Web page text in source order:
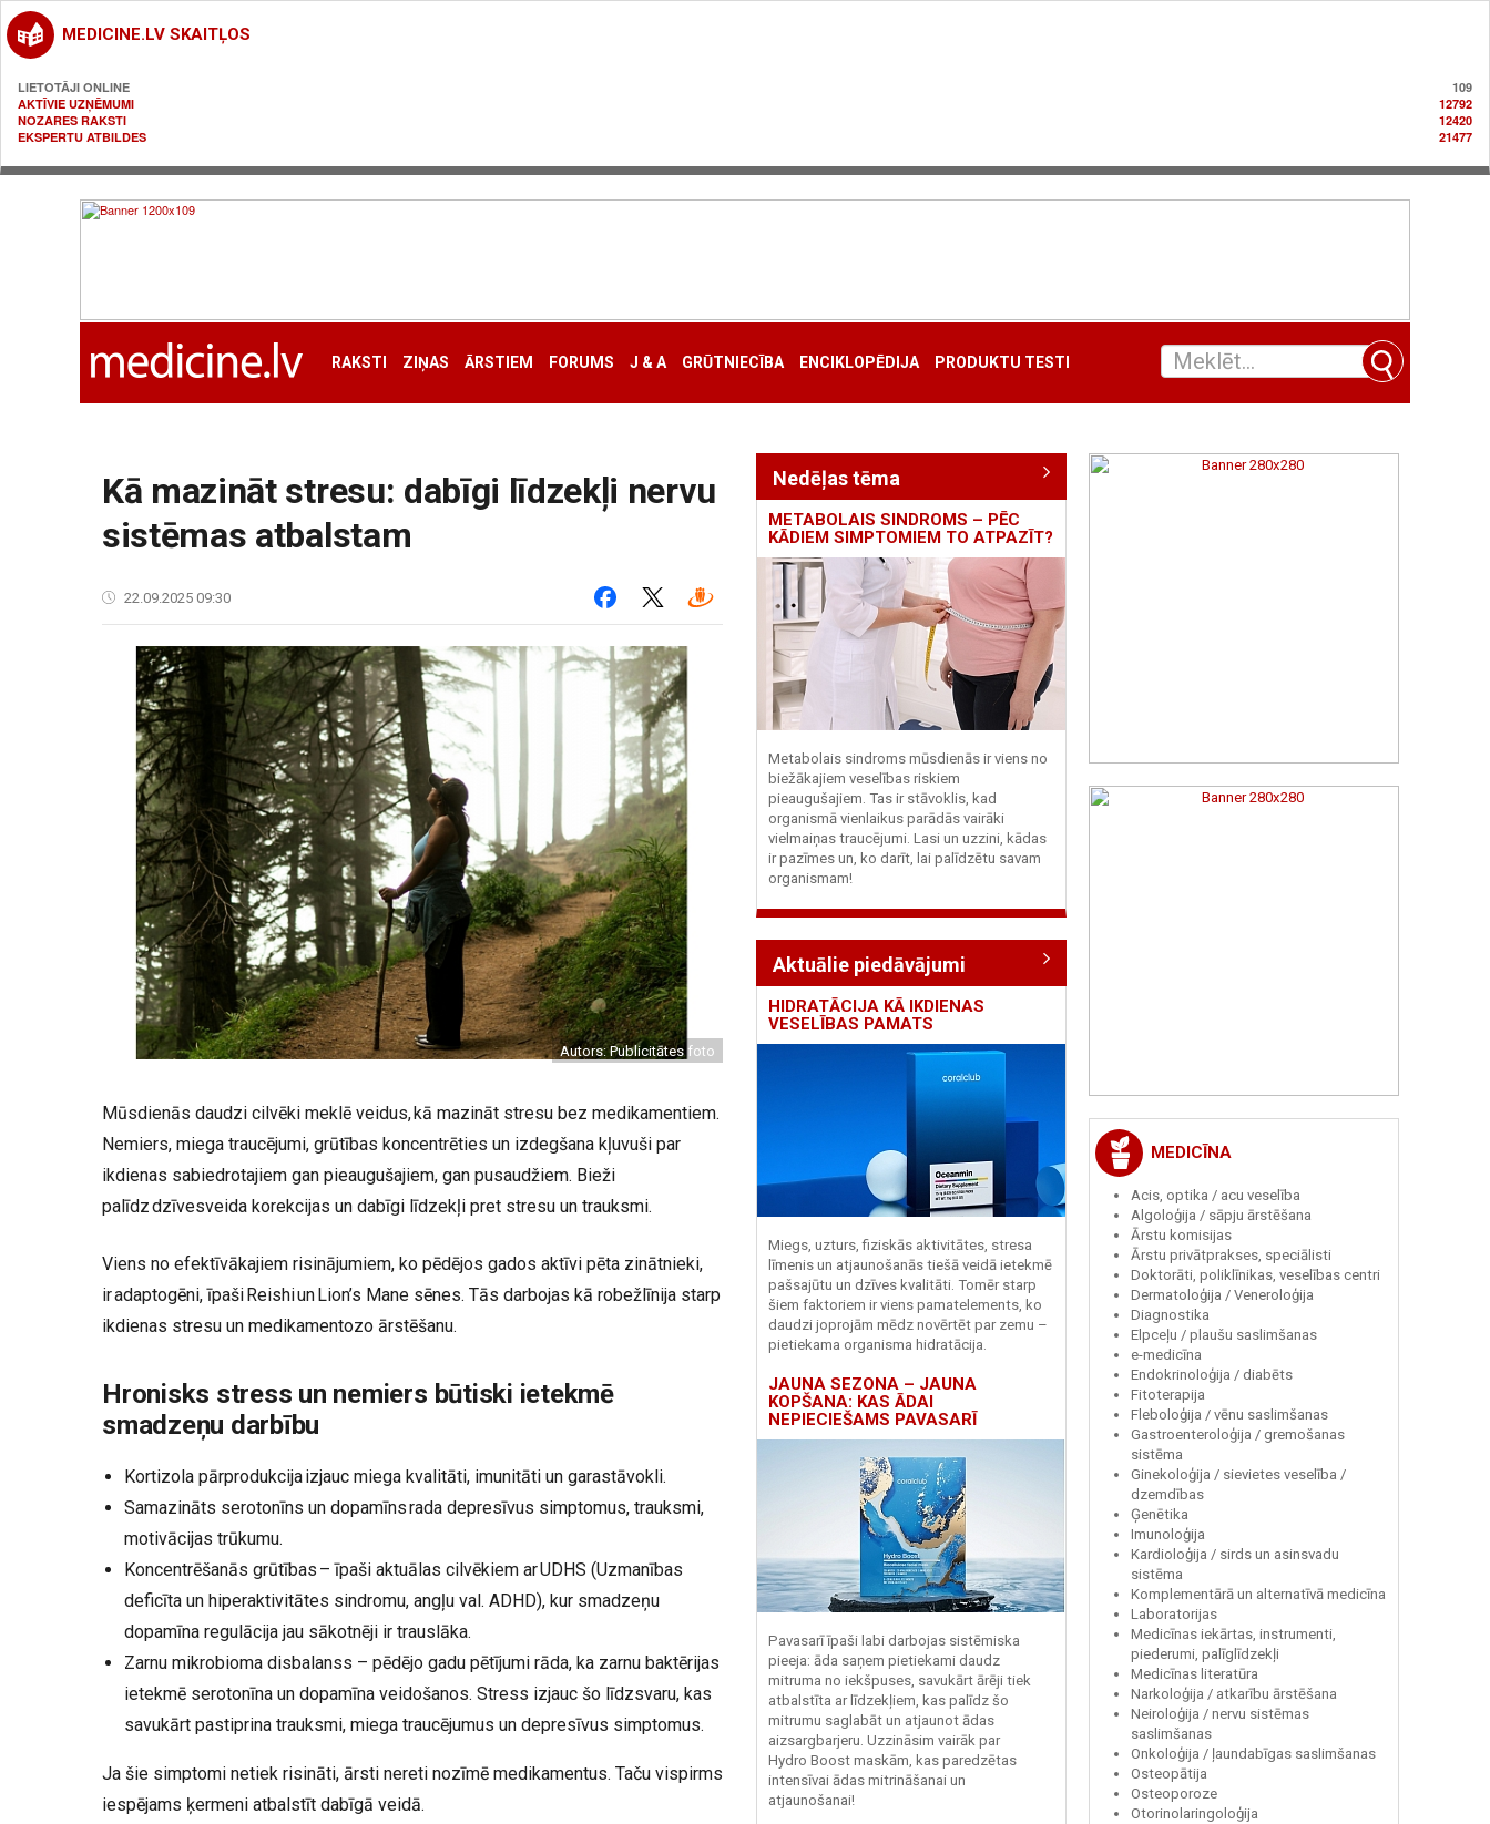
MEDICINE.LV SKAITĻOS
LIETOTĀJI ONLINE
109
AKTĪVIE UZŅĒMUMI
12792
NOZARES RAKSTI
12420
EKSPERTU ATBILDES
21477
RAKSTI ZIŅAS ĀRSTIEM FORUMS J & A GRŪTNIECĪBA ENCIKLOPĒDIJA PRODUKTU TESTI
Kā mazināt stresu: dabīgi līdzekļi nervu
sistēmas atbalstam
22.09.2025 09:30
Autors: Publicitātes foto
Mūsdienās daudzi cilvēki meklē veidus, kā mazināt stresu bez medikamentiem.
Nemiers, miega traucējumi, grūtības koncentrēties un izdegšana kļuvuši par
ikdienas sabiedrotajiem gan pieaugušajiem, gan pusaudžiem. Bieži
palīdz dzīvesveida korekcijas un dabīgi līdzekļi pret stresu un trauksmi.
Viens no efektīvākajiem risinājumiem, ko pēdējos gados aktīvi pēta zinātnieki,
ir adaptogēni, īpaši Reishi un Lion’s Mane sēnes. Tās darbojas kā robežlīnija starp
ikdienas stresu un medikamentozo ārstēšanu.
Hronisks stress un nemiers būtiski ietekmē
smadzeņu darbību
Kortizola pārprodukcija izjauc miega kvalitāti, imunitāti un garastāvokli.
Samazināts serotonīns un dopamīns rada depresīvus simptomus, trauksmi,
motivācijas trūkumu.
Koncentrēšanās grūtības – īpaši aktuālas cilvēkiem ar UDHS (Uzmanības
deficīta un hiperaktivitātes sindromu, angļu val. ADHD), kur smadzeņu
dopamīna regulācija jau sākotnēji ir trauslāka.
Zarnu mikrobioma disbalanss – pēdējo gadu pētījumi rāda, ka zarnu baktērijas
ietekmē serotonīna un dopamīna veidošanos. Stress izjauc šo līdzsvaru, kas
savukārt pastiprina trauksmi, miega traucējumus un depresīvus simptomus.
Ja šie simptomi netiek risināti, ārsti nereti nozīmē medikamentus. Taču vispirms
iespējams ķermeni atbalstīt dabīgā veidā.
Nedēļas tēma
METABOLAIS SINDROMS – PĒC
KĀDIEM SIMPTOMIEM TO ATPAZĪT?
Metabolais sindroms mūsdienās ir viens no
biežākajiem veselības riskiem
pieaugušajiem. Tas ir stāvoklis, kad
organismā vienlaikus parādās vairāki
vielmaiņas traucējumi. Lasi un uzzini, kādas
ir pazīmes un, ko darīt, lai palīdzētu savam
organismam!
Aktuālie piedāvājumi
HIDRATĀCIJA KĀ IKDIENAS
VESELĪBAS PAMATS
Miegs, uzturs, fiziskās aktivitātes, stresa
līmenis un atjaunošanās tiešā veidā ietekmē
pašsajūtu un dzīves kvalitāti. Tomēr starp
šiem faktoriem ir viens pamatelements, ko
daudzi joprojām mēdz novērtēt par zemu –
pietiekama organisma hidratācija.
JAUNA SEZONA – JAUNA
KOPŠANA: KAS ĀDAI
NEPIECIEŠAMS PAVASARĪ
Pavasarī īpaši labi darbojas sistēmiska
pieeja: āda saņem pietiekami daudz
mitruma no iekšpuses, savukārt ārēji tiek
atbalstīta ar līdzekļiem, kas palīdz šo
mitrumu saglabāt un atjaunot ādas
aizsargbarjeru. Uzzināsim vairāk par
Hydro Boost maskām, kas paredzētas
intensīvai ādas mitrināšanai un
atjaunošanai!
MEDICĪNA
Acis, optika / acu veselība
Algoloģija / sāpju ārstēšana
Ārstu komisijas
Ārstu privātprakses, speciālisti
Doktorāti, poliklīnikas, veselības centri
Dermatoloģija / Veneroloģija
Diagnostika
Elpceļu / plaušu saslimšanas
e-medicīna
Endokrinoloģija / diabēts
Fitoterapija
Fleboloģija / vēnu saslimšanas
Gastroenteroloģija / gremošanas
sistēma
Ginekoloģija / sievietes veselība /
dzemdības
Ģenētika
Imunoloģija
Kardioloģija / sirds un asinsvadu
sistēma
Komplementārā un alternatīvā medicīna
Laboratorijas
Medicīnas iekārtas, instrumenti,
piederumi, palīglīdzekļi
Medicīnas literatūra
Narkoloģija / atkarību ārstēšana
Neiroloģija / nervu sistēmas
saslimšanas
Onkoloģija / ļaundabīgas saslimšanas
Osteopātija
Osteoporoze
Otorinolaringoloģija